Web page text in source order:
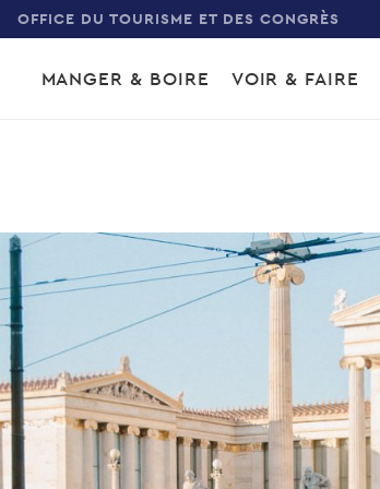
OFFICE DU TOURISME ET DES CONGRÈS
Main
MANGER & BOIRE VOIR & FAIRE